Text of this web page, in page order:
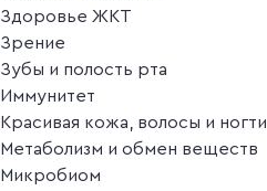
Здоровье ЖКТ
Зрение
Зубы и полость рта
Иммунитет
Красивая кожа, волосы и ногти
Метаболизм и обмен веществ
Микробиом